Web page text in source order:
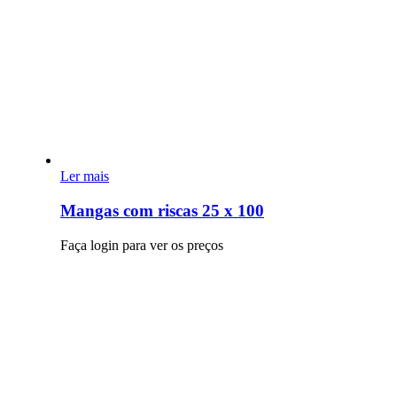
Ler mais
Mangas com riscas 25 x 100
Faça login para ver os preços